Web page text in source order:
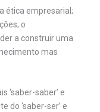
ética empresarial;
o
a construir uma
mas
‘saber-saber’ e
do ‘saber-ser’ e